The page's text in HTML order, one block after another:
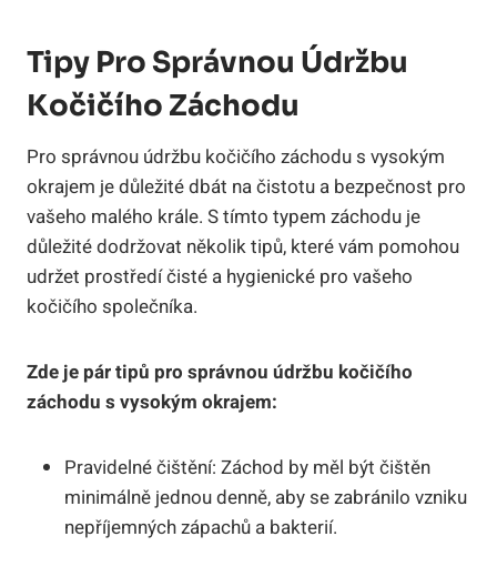
Tipy Pro Správnou Údržbu
Kočičího Záchodu
Pro správnou údržbu kočičího záchodu s vysokým
okrajem je důležité dbát na čistotu a bezpečnost pro
vašeho malého krále. S tímto typem záchodu je
důležité dodržovat několik tipů, které vám pomohou
udržet prostředí čisté a hygienické pro vašeho
kočičího společníka.
Zde je pár tipů pro správnou údržbu kočičího
záchodu s vysokým okrajem:
Pravidelné čištění: Záchod by měl být čištěn
minimálně jednou denně, aby se zabránilo vzniku
nepříjemných zápachů a bakterií.